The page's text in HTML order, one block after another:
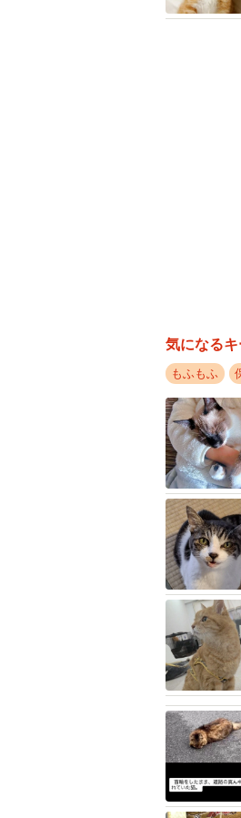
ハプニン
思いがけ
んにとっ
個性あふ
同じポーズ
気になる
もふもふ